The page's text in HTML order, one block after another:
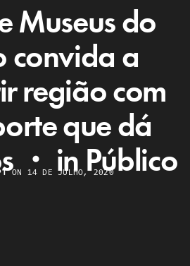
Museus do
convida a
região com
que dá
・ in Público
ON 14 DE JULHO, 2020